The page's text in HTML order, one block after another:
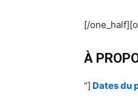
[/
À
“] Dates du